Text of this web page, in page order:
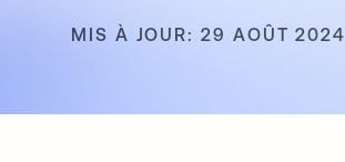
MIS À JOUR: 29 AOÛT 2024